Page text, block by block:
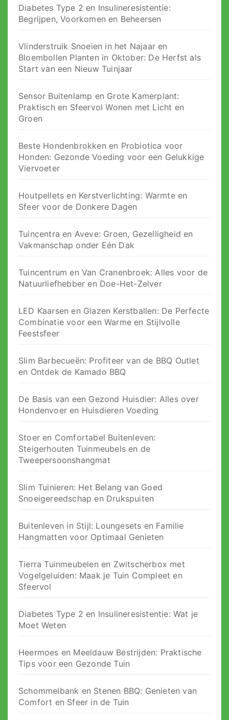
Diabetes Type 2 en Insulineresistentie:
Begrijpen, Voorkomen en Beheersen
Vlinderstruik Snoeien in het Najaar en
Bloembollen Planten in Oktober: De Herfst als
Start van een Nieuw Tuinjaar
Sensor Buitenlamp en Grote Kamerplant:
Praktisch en Sfeervol Wonen met Licht en
Groen
Beste Hondenbrokken en Probiotica voor
Honden: Gezonde Voeding voor een Gelukkige
Viervoeter
Houtpellets en Kerstverlichting: Warmte en
Sfeer voor de Donkere Dagen
Tuincentra en Aveve: Groen, Gezelligheid en
Vakmanschap onder Eén Dak
Tuincentrum en Van Cranenbroek: Alles voor de
Natuurliefhebber en Doe-Het-Zelver
LED Kaarsen en Glazen Kerstballen: De Perfecte
Combinatie voor een Warme en Stijlvolle
Feestsfeer
Slim Barbecueën: Profiteer van de BBQ Outlet
en Ontdek de Kamado BBQ
De Basis van een Gezond Huisdier: Alles over
Hondenvoer en Huisdieren Voeding
Stoer en Comfortabel Buitenleven:
Steigerhouten Tuinmeubels en de
Tweepersoonshangmat
Slim Tuinieren: Het Belang van Goed
Snoeigereedschap en Drukspuiten
Buitenleven in Stijl: Loungesets en Familie
Hangmatten voor Optimaal Genieten
Tierra Tuinmeubelen en Zwitscherbox met
Vogelgeluiden: Maak je Tuin Compleet en
Sfeervol
Diabetes Type 2 en Insulineresistentie: Wat je
Moet Weten
Heermoes en Meeldauw Bestrijden: Praktische
Tips voor een Gezonde Tuin
Schommelbank en Stenen BBQ: Genieten van
Comfort en Sfeer in de Tuin